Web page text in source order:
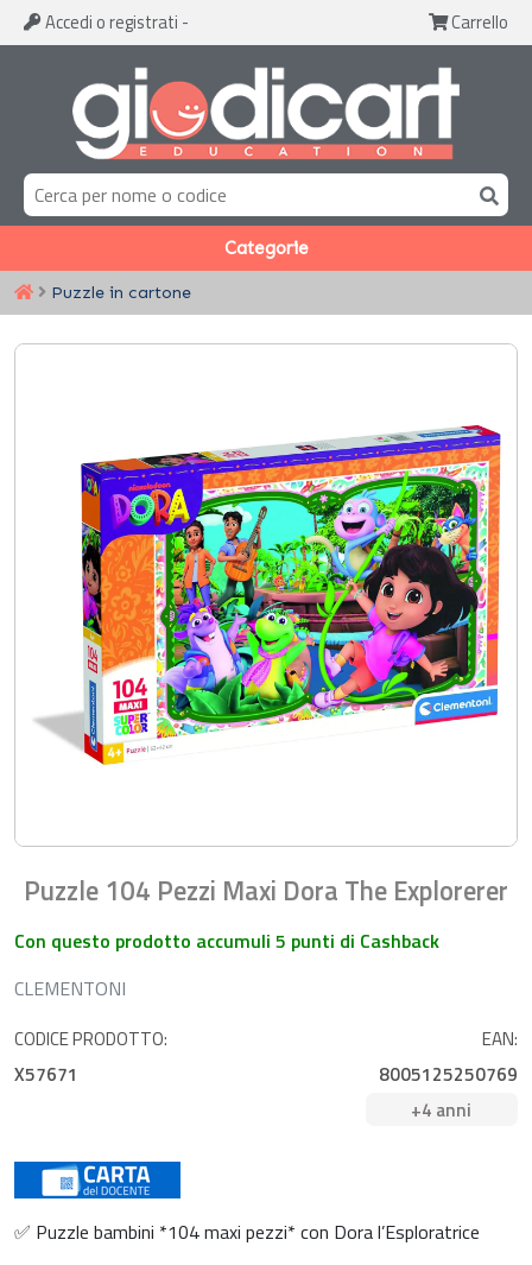
Accedi o registrati - Carrello
Categorie
Puzzle in cartone
Puzzle 104 Pezzi Maxi Dora The Explorerer
Con questo prodotto accumuli 5 punti di Cashback
CLEMENTONI
CODICE PRODOTTO:
X57671
EAN:
8005125250769
+4 anni
✅ Puzzle bambini *104 maxi pezzi* con Dora l’Esploratrice